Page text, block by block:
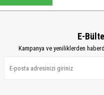
E-
Kampanya ve yeniliklerden